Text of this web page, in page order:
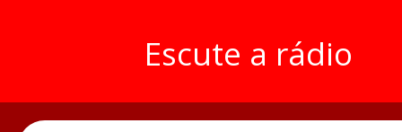
Escute a rádio